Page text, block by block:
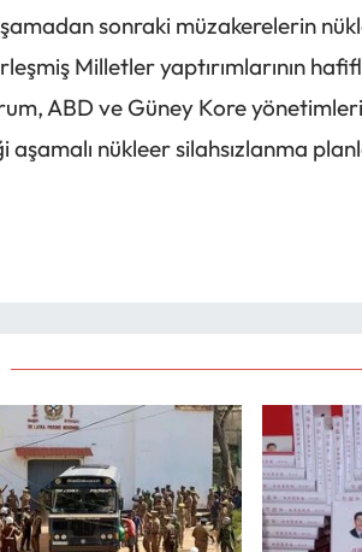
sonraki müzakerelerin
Milletler yaptırımlarının
ABD ve Güney Kore
nükleer silahsızlanma